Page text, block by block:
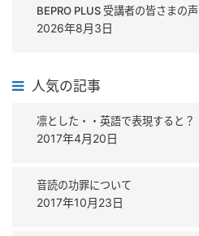
BEPRO PLUS 受講者の皆さまの声
2026年8月3日
人気の記事
凛とした・・英語で表現すると？
2017年4月20日
音読の功罪について
2017年10月23日